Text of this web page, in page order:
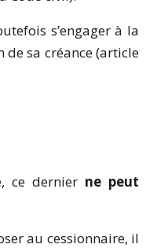
s’engager à la
sa créance (article
ce dernier ne peut
au cessionnaire, il